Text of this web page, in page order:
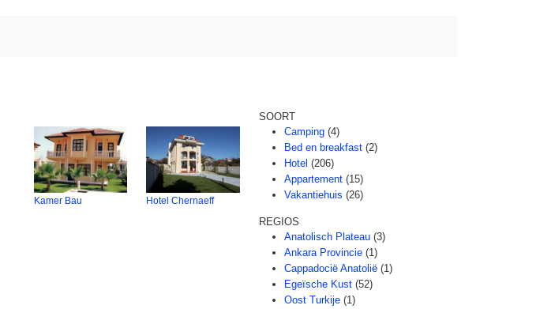
Kamer Bau Hotel Chernaeff
SOORT
Camping (4)
Bed en breakfast (2)
Hotel (206)
Appartement (15)
Vakantiehuis (26)
REGIOS
Anatolisch Plateau (3)
Ankara Provincie (1)
Cappadocië Anatolië (1)
Egeïsche Kust (52)
Oost Turkije (1)